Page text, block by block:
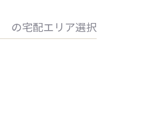
の宅配エリア選択